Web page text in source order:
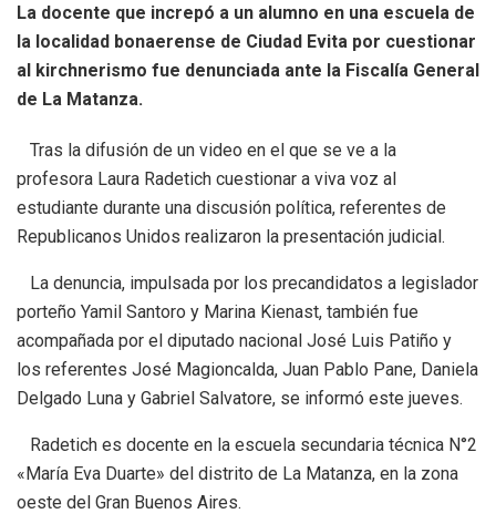
La docente que increpó a un alumno en una escuela de
la localidad bonaerense de Ciudad Evita por cuestionar
al kirchnerismo fue denunciada ante la Fiscalía General
de La Matanza.
Tras la difusión de un video en el que se ve a la
profesora Laura Radetich cuestionar a viva voz al
estudiante durante una discusión política, referentes de
Republicanos Unidos realizaron la presentación judicial.
La denuncia, impulsada por los precandidatos a legislador
porteño Yamil Santoro y Marina Kienast, también fue
acompañada por el diputado nacional José Luis Patiño y
los referentes José Magioncalda, Juan Pablo Pane, Daniela
Delgado Luna y Gabriel Salvatore, se informó este jueves.
Radetich es docente en la escuela secundaria técnica N°2
«María Eva Duarte» del distrito de La Matanza, en la zona
oeste del Gran Buenos Aires.